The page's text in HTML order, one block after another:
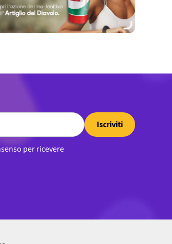
Iscriviti
per ricevere